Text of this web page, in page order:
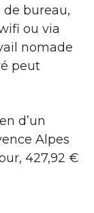
bureau,
ou via
nomade
peut
d’un
Alpes
427,92 €